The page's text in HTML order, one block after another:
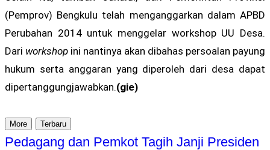
(Pemprov) Bengkulu telah menganggarkan dalam APBD
Perubahan 2014 untuk menggelar workshop UU Desa.
Dari workshop ini nantinya akan dibahas persoalan payung
hukum serta anggaran yang diperoleh dari desa dapat
dipertanggungjawabkan.(gie)
More Terbaru
Pedagang dan Pemkot Tagih Janji Presiden